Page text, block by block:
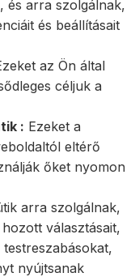
és arra szolgálnak,
és beállításait
az Ön által
céljuk a
: Ezeket a
eltérő
őket nyomon
arra szolgálnak,
választásait,
nyújtsanak